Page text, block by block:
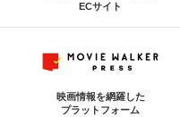
ECサイト
映画情報を網羅した
プラットフォーム